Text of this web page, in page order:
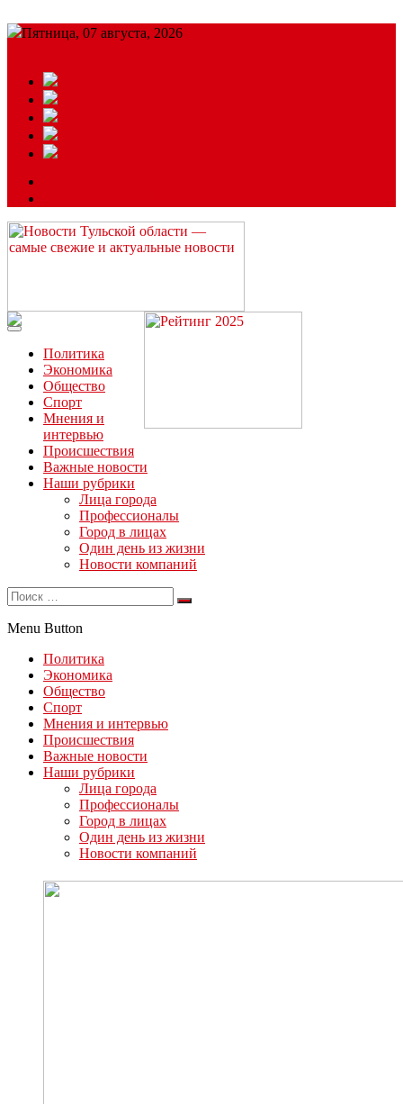
Пятница, 07 августа, 2026
Читайте последние новости дня в Тульской области на сайте
“ЗаНовомосковск”
Политика
Экономика
Общество
Спорт
Мнения и
интервью
Происшествия
Важные новости
Наши рубрики
Лица города
Профессионалы
Город в лицах
Один день из жизни
Новости компаний
Menu Button
Политика
Экономика
Общество
Спорт
Мнения и интервью
Происшествия
Важные новости
Наши рубрики
Лица города
Профессионалы
Город в лицах
Один день из жизни
Новости компаний